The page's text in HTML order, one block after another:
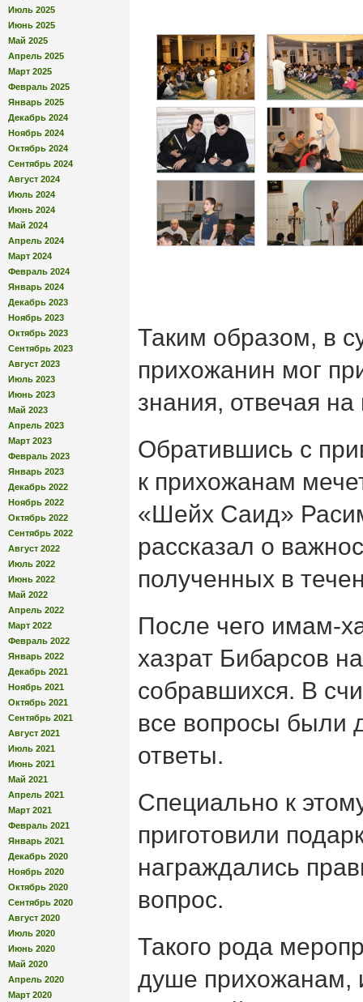
Июль 2025
Июнь 2025
Май 2025
Апрель 2025
Март 2025
Февраль 2025
Январь 2025
Декабрь 2024
Ноябрь 2024
Октябрь 2024
Сентябрь 2024
Август 2024
Июль 2024
Июнь 2024
Май 2024
Апрель 2024
Март 2024
Февраль 2024
Январь 2024
Декабрь 2023
Ноябрь 2023
Октябрь 2023
Сентябрь 2023
Август 2023
Июль 2023
Июнь 2023
Май 2023
Апрель 2023
Март 2023
Февраль 2023
Январь 2023
Декабрь 2022
Ноябрь 2022
Октябрь 2022
Сентябрь 2022
Август 2022
Июль 2022
Июнь 2022
Май 2022
Апрель 2022
Март 2022
Февраль 2022
Январь 2022
Декабрь 2021
Ноябрь 2021
Октябрь 2021
Сентябрь 2021
Август 2021
Июль 2021
Июнь 2021
Май 2021
Апрель 2021
Март 2021
Февраль 2021
Январь 2021
Декабрь 2020
Ноябрь 2020
Октябрь 2020
Сентябрь 2020
Август 2020
Июль 2020
Июнь 2020
Май 2020
Апрель 2020
Март 2020
Таким образом, в
прихожанин мог
знания, отвечая
Обратившись с
к прихожанам
«Шейх Саид»
рассказал о
полученных в
После чего имам-
хазрат Бибарсов
собравшихся. В
все вопросы были
ответы.
Специально к
приготовили
награждались
вопрос.
Такого рода
душе прихожанам,